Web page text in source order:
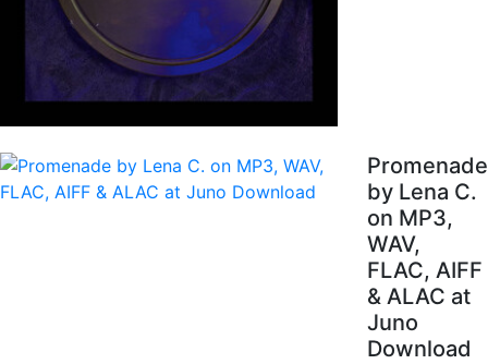
Promenade
by Lena C.
on MP3,
WAV,
FLAC, AIFF
& ALAC at
Juno
Download